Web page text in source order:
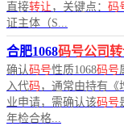
直接转让 ，关键点： 码
证主体（S...
合肥1068码号公司转
确认码号性质1068码号
入代码，通常由持有《
业申请，需确认该码号
年检合格...